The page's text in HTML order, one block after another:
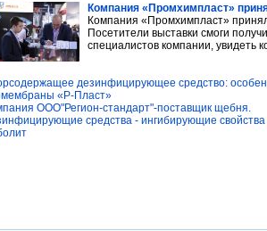
Компания «Промхимпласт»
Компания «Промхимпласт»
Посетители выставки смоги
специалистов компании, увидеть
дезинфицирующее средство:
«Р-Пласт»
ООО"Регион-стандарт"-поставщик щебня.
средства - ингибирующие свойства